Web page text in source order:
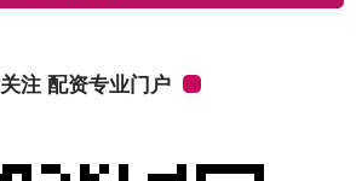
关注 配资专业门户